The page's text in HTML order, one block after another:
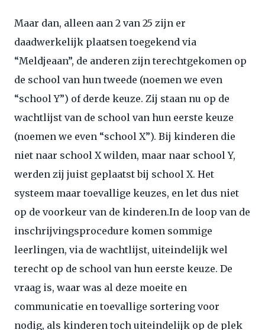
Maar dan, alleen aan 2 van 25 zijn er
daadwerkelijk plaatsen toegekend via
“Meldjeaan”, de anderen zijn terechtgekomen op
de school van hun tweede (noemen we even
“school Y”) of derde keuze. Zij staan nu op de
wachtlijst van de school van hun eerste keuze
(noemen we even “school X”). Bij kinderen die
niet naar school X wilden, maar naar school Y,
werden zij juist geplaatst bij school X. Het
systeem maar toevallige keuzes, en let dus niet
op de voorkeur van de kinderen.In de loop van de
inschrijvingsprocedure komen sommige
leerlingen, via de wachtlijst, uiteindelijk wel
terecht op de school van hun eerste keuze. De
vraag is, waar was al deze moeite en
communicatie en toevallige sortering voor
nodig, als kinderen toch uiteindelijk op de plek